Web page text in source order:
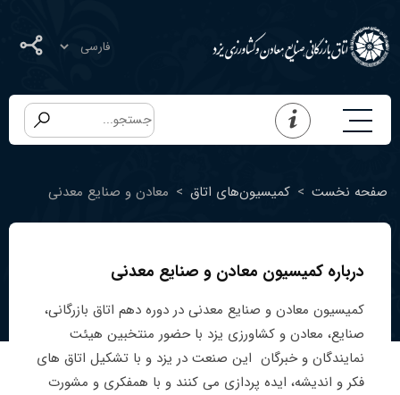
صفحه نخست > کمیسیون‌های اتاق > معادن و صنایع معدنی
درباره کمیسیون معادن و صنایع معدنی
کمیسیون معادن و صنایع معدنی در دوره دهم اتاق بازرگانی،
صنایع، معادن و کشاورزی یزد با حضور منتخبین هیئت
نمایندگان و خبرگان این صنعت در یزد و با تشکیل اتاق های
فکر و اندیشه، ایده پردازی می کنند و با همفکری و مشورت